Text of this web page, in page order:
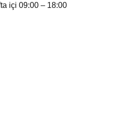
içi 09:00 – 18:00